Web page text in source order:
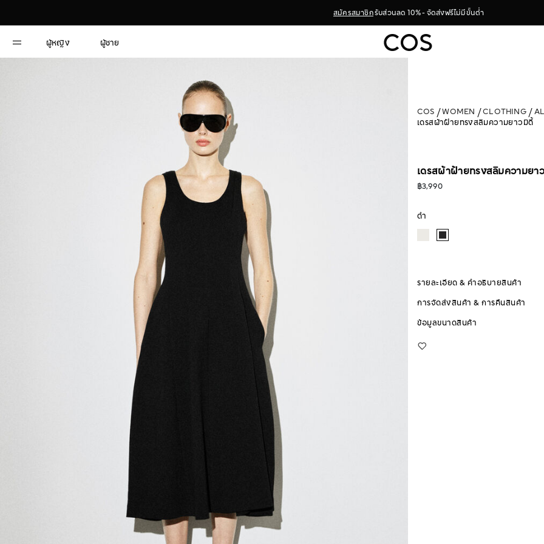
สมัครสมาชิกรับส่วนลด 10% - จัดส่งฟรีไม่มีขั้นต่ำ
ผู้หญิง ผู้ชาย
COS WOMEN CLOTHING
เดรสผ้าฝ้ายทรงสลิมความยาวมิดี้
เดรสผ้าฝ้ายทรงสลิมความยา
฿3,990
ดำ
รายละเอียด & คำอธิบายสินค้า
การจัดส่งสินค้า & การคืนสินค้า
ข้อมูลขนาดสินค้า